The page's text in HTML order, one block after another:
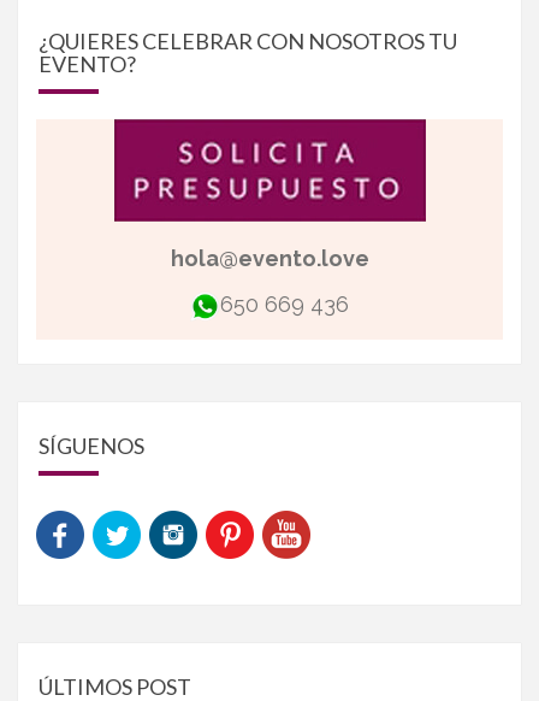
¿QUIERES CELEBRAR CON NOSOTROS TU
EVENTO?
hola@evento.love
650 669 436
SÍGUENOS
ÚLTIMOS POST